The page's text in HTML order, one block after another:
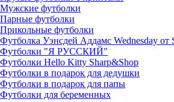
Мужские футболки
Парные футболки
Прикольные футболки
Футболка Уэнсдей Аддамс Wednesday от
Футболки "Я РУССКИЙ"
Футболки Hello Kitty Sharp&Shop
Футболки в подарок для дедушки
Футболки в подарок для папы
Футболки для беременных